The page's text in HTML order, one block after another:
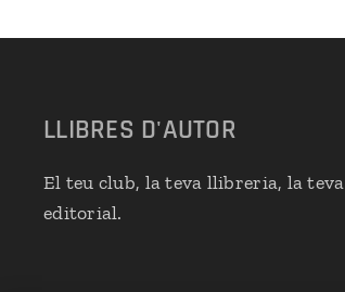
LLIBRES D'AUTOR
El teu club, la teva llibreria, la teva
editorial.